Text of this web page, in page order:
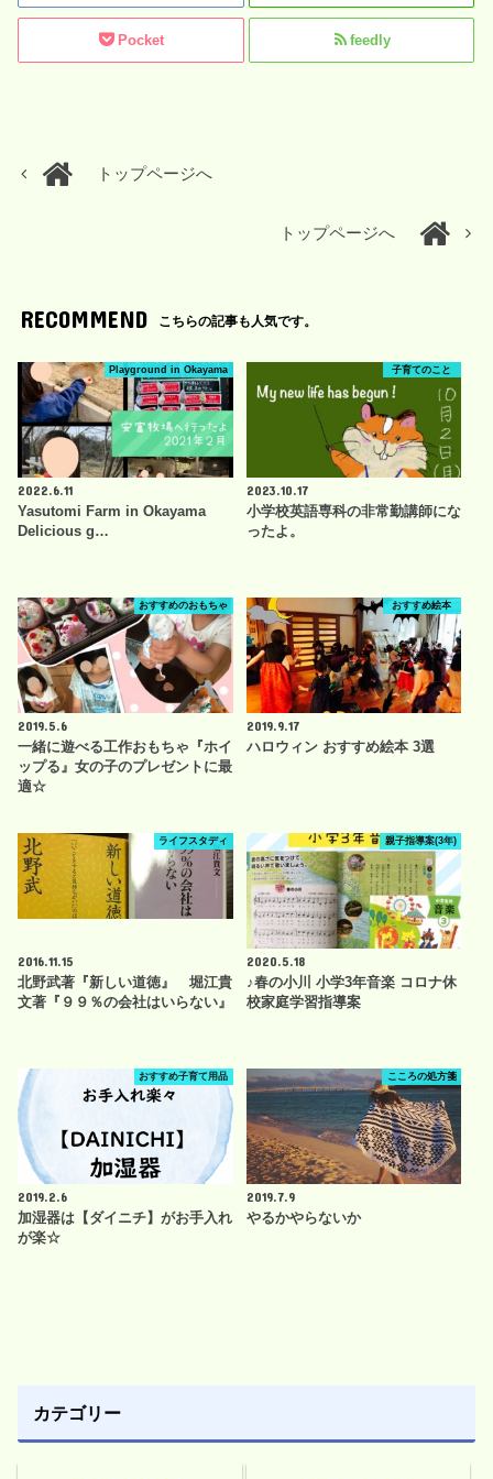
Pocket feedly
トップページへ
トップページへ
RECOMMEND こちらの記事も人気です。
Playground in Okayama
2022.6.11
Yasutomi Farm in Okayama
Delicious g…
子育てのこと
2023.10.17
小学校英語専科の非常勤講師にな
ったよ。
おすすめのおもちゃ
2019.5.6
一緒に遊べる工作おもちゃ『ホイ
ップる』女の子のプレゼントに最
適☆
おすすめ絵本
2019.9.17
ハロウィン おすすめ絵本 3選
ライフスタディ
2016.11.15
北野武著『新しい道徳』 堀江貴
文著『９９％の会社はいらない』
親子指導案(3年)
2020.5.18
♪春の小川 小学3年音楽 コロナ休
校家庭学習指導案
おすすめ子育て用品
2019.2.6
加湿器は【ダイニチ】がお手入れ
が楽☆
こころの処方箋
2019.7.9
やるかやらないか
カテゴリー